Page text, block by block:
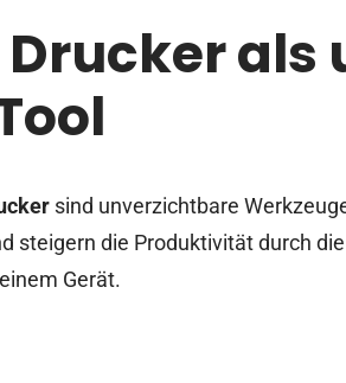
Drucker
sind unverzichtbare
steigern die Produktivität durch
Gerät.